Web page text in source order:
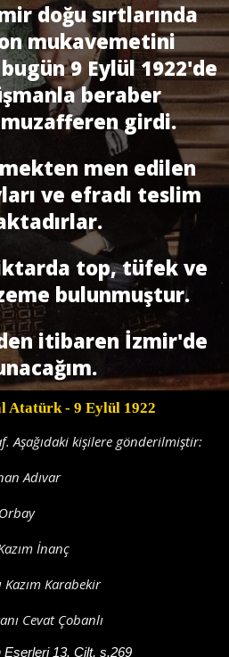
doğu sırtlarında
mukavemetini
9 Eylül 1922'de
beraber
girdi.
men edilen
ve efradı teslim
top, tüfek ve
bulunmuştur.
itibaren İzmir'de
Atatürk- 9 Eylül 1922
Aşağıdaki kişilere gönderilmiştir:
Adıvar
İnanç
Karabekir
Cevat Çobanlı
13. Cilt, s.269